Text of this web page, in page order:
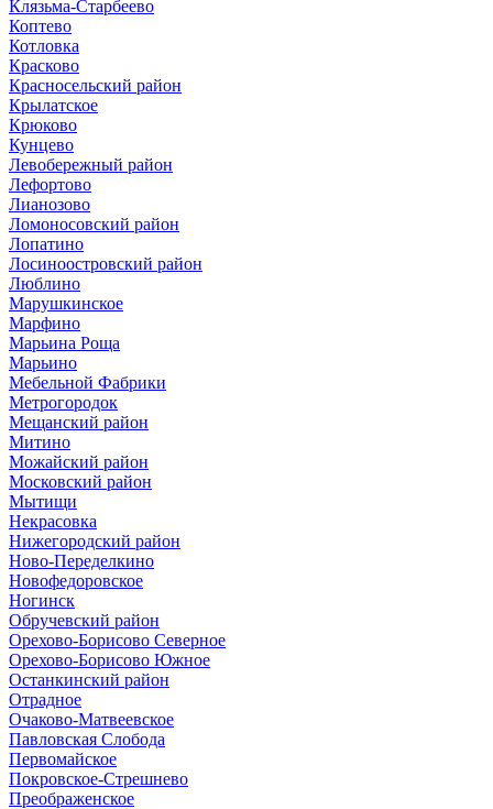
Клязьма-Старбеево
Коптево
Котловка
Красково
Красносельский район
Крылатское
Крюково
Кунцево
Левобережный район
Лефортово
Лианозово
Ломоносовский район
Лопатино
Лосиноостровский район
Люблино
Марушкинское
Марфино
Марьина Роща
Марьино
Мебельной Фабрики
Метрогородок
Мещанский район
Митино
Можайский район
Московский район
Мытищи
Некрасовка
Нижегородский район
Ново-Переделкино
Новофедоровское
Ногинск
Обручевский район
Орехово-Борисово Северное
Орехово-Борисово Южное
Останкинский район
Отрадное
Очаково-Матвеевское
Павловская Слобода
Первомайское
Покровское-Стрешнево
Преображенское